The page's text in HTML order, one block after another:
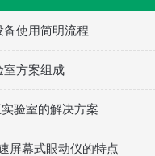
使用简明流程
室方案组成
验室的解决方案
屏幕式眼动仪的特点